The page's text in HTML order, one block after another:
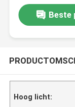
Beste
Hoog licht: